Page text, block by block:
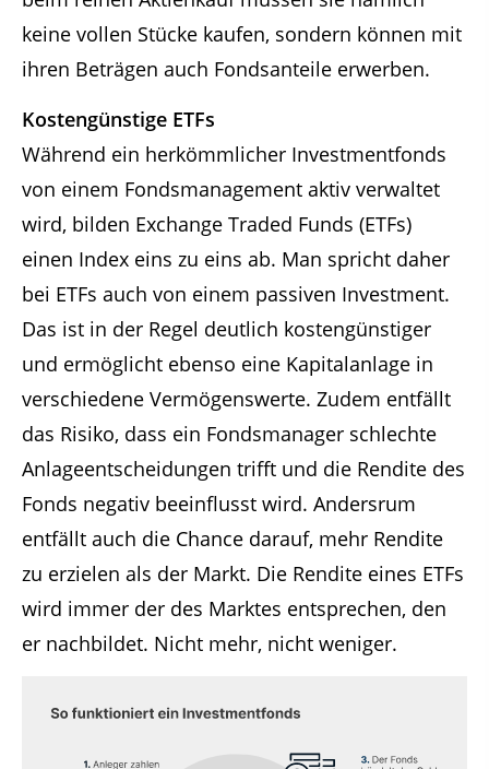
keine vollen Stücke kaufen, sondern können mit
ihren Beträgen auch Fondsanteile erwerben.
Kostengünstige ETFs
Während ein herkömmlicher Investmentfonds
von einem Fondsmanagement aktiv verwaltet
wird, bilden Exchange Traded Funds (ETFs)
einen Index eins zu eins ab. Man spricht daher
bei ETFs auch von einem passiven Investment.
Das ist in der Regel deutlich kostengünstiger
und ermöglicht ebenso eine Kapitalanlage in
verschiedene Vermögenswerte. Zudem entfällt
das Risiko, dass ein Fondsmanager schlechte
Anlageentscheidungen trifft und die Rendite des
Fonds negativ beeinflusst wird. Andersrum
entfällt auch die Chance darauf, mehr Rendite
zu erzielen als der Markt. Die Rendite eines ETFs
wird immer der des Marktes entsprechen, den
er nachbildet. Nicht mehr, nicht weniger.